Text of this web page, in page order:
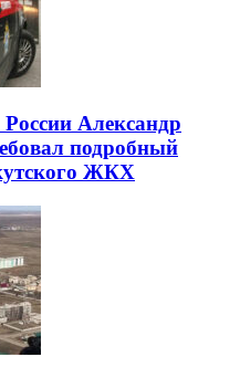
Александр
подробный
ЖКХ